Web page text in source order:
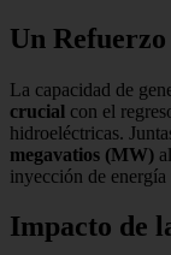
Un
La capacidad de
crucial con el
hidroeléctricas.
megavatios (MW)
inyección de
Impacto de